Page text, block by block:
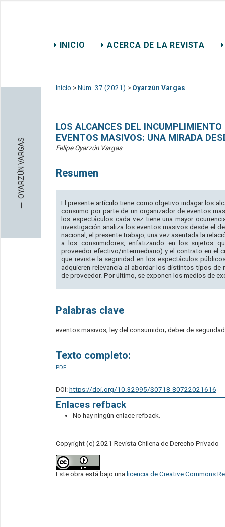
INICIO ACERCA DE LA REVISTA
─
OYARZÚN VARGAS
Inicio > Núm. 37 (2021) > Oyarzún Vargas
LOS ALCANCES DEL
EVENTOS MASIVOS: UNA MIRADA
Felipe Oyarzún Vargas
Resumen
El presente artículo tiene como objetivo indagar los
consumo por parte de un organizador de eventos
los espectáculos cada vez tiene una mayor
investigación analiza los eventos masivos desde el
nacional, el presente trabajo, una vez asentada la
a los consumidores, enfatizando en los sujetos
proveedor efectivo/intermediario) y el contrato en el
que reviste la seguridad en los espectáculos
adquieren relevancia al abordar los distintos tipos de
de proveedor. Por último, se exponen los medios de
Palabras clave
eventos masivos; ley del consumidor; deber de
Texto completo:
PDF
DOI: https://doi.org/10.32995/S0718-80722021616
Enlaces refback
No hay ningún enlace refback.
Copyright (c) 2021 Revista Chilena de Derecho Privado
Este obra está bajo una licencia de Creative Commons